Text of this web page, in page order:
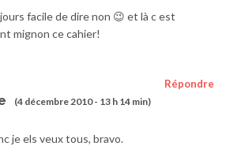
facile de dire non 😉 et là c est
mignon ce cahier!
(4 décembre 2010 - 13 h 14 min)
Répondre
je els veux tous, bravo.